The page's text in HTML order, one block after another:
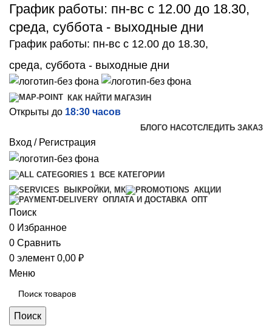
График работы: пн-вс с 12.00 до 18.30,
среда, суббота - выходные дни
График работы: пн-вс с 12.00 до 18.30,
среда, суббота - выходные дни
КАК НАЙТИ МАГАЗИН
Открыты до 18:30 часов
БЛОГО НАСОТСЛЕДИТЬ ЗАКАЗ
Вход / Регистрация
ВСЕ КАТЕГОРИИ
ВЫКРОЙКИ, МК
АКЦИИ
ОПЛАТА И ДОСТАВКА ОПТ
Поиск
0 Избранное
0 Сравнить
0 элемент 0,00 ₽
Меню
Поиск